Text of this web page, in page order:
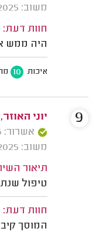
משוב: 30/12/2025
חוות דעת:
היה ממש
איכות 10
יוני
אשרור: 22/03/2026
משוב: 29/06/2025
תיאור
טיפול
חוות דעת:
המוסך
9